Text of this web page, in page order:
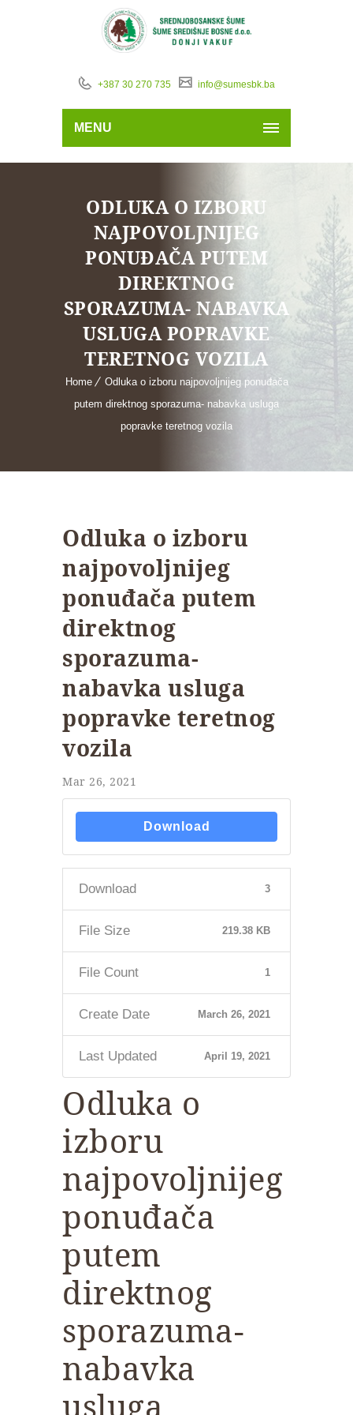
+387 30 270 735 info@sumesbk.ba
MENU
ODLUKA O IZBORU
NAJPOVOLJNIJEG
PONUĐAČA PUTEM
DIREKTNOG
SPORAZUMA- NABAVKA
USLUGA POPRAVKE
TERETNOG VOZILA
Home
Odluka o izboru najpovoljnijeg ponuđača
putem direktnog sporazuma- nabavka usluga
popravke teretnog vozila
Odluka o izboru
najpovoljnijeg
ponuđača putem
direktnog
sporazuma-
nabavka usluga
popravke teretnog
vozila
Mar 26, 2021
Download
Download 3
File Size 219.38 KB
File Count 1
Create Date March 26, 2021
Last Updated April 19, 2021
Odluka o
izboru
najpovoljnijeg
ponuđača
putem
direktnog
sporazuma-
nabavka
usluga